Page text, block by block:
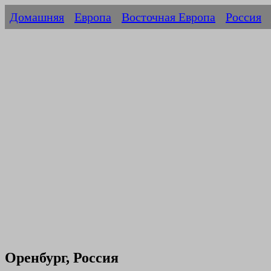
Домашняя Европа Восточная Европа Россия
Оренбург, Россия